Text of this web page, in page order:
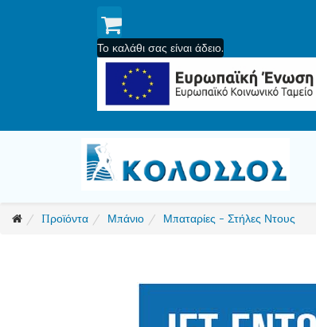
Το καλάθι σας είναι άδειο.
Προϊόντα Μπάνιο Μπαταρίες - Στήλες Ντους